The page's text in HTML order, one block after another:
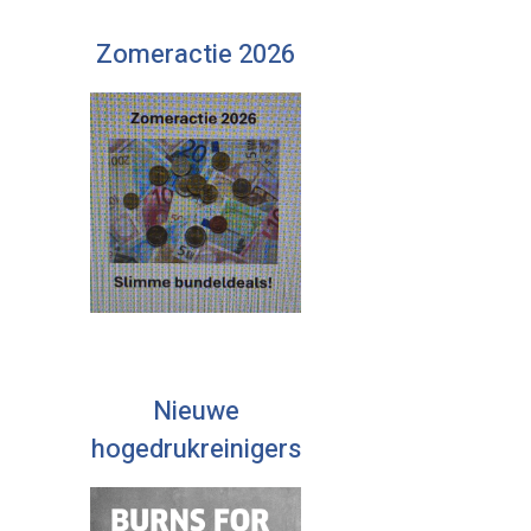
Zomeractie 2026
Nieuwe
hogedrukreinigers